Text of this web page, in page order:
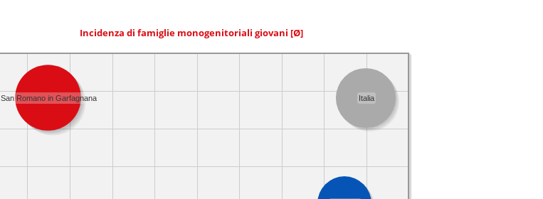
Incidenza di famiglie monogenitoriali giovani [Ø]
San Romano in Garfagnana Italia